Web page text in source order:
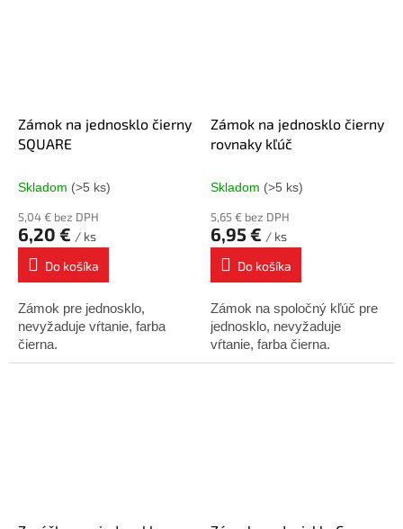
Zámok na jednosklo čierny
SQUARE
Skladom (>5 ks)
5,04 € bez DPH
6,20 € / ks
Do košíka
Zámok pre jednosklo,
nevyžaduje vŕtanie, farba
čierna.
Zámok na jednosklo čierny
rovnaky kľúč
Skladom (>5 ks)
5,65 € bez DPH
6,95 € / ks
Do košíka
Zámok na spoločný kľúč pre
jednosklo, nevyžaduje
vŕtanie, farba čierna.